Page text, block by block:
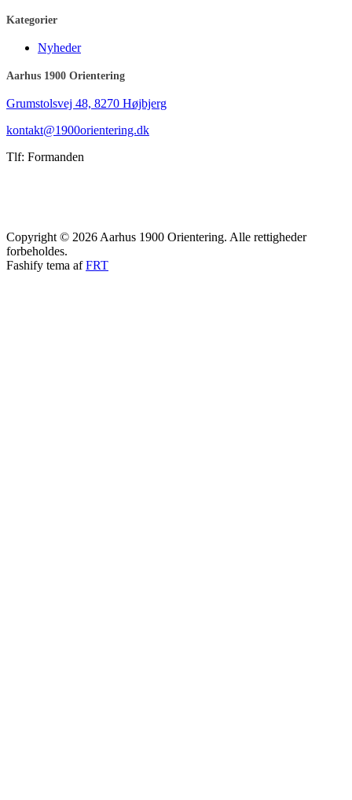
Kategorier
Nyheder
Aarhus 1900 Orientering
Grumstolsvej 48, 8270 Højbjerg
kontakt@1900orientering.dk
Tlf: Formanden
Copyright © 2026 Aarhus 1900 Orientering. Alle rettigheder
forbeholdes.
Fashify tema afFRT